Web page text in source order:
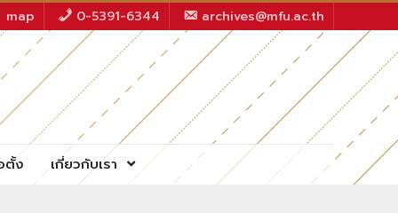
map 0-5391-6344 archives@mfu.ac.th
ตั้ง เกี่ยวกับเรา